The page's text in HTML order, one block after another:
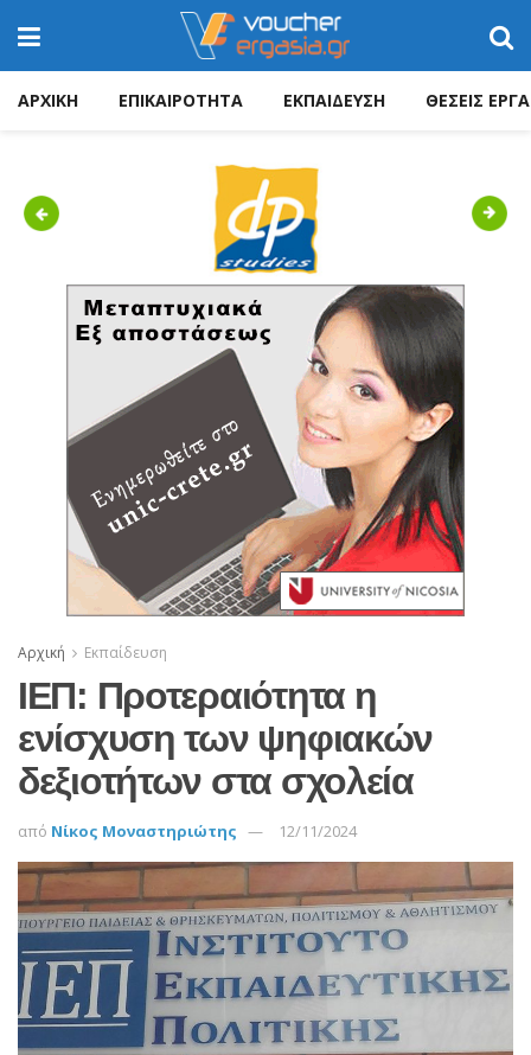
ΑΡΧΙΚΗ ΕΠΙΚΑΙΡΟΤΗΤΑ ΕΚΠΑΙΔΕΥΣΗ ΘΕΣΕΙΣ
Previous Next
Αρχική Εκπαίδευση
ΙΕΠ: Προτεραιότητα η
ενίσχυση των ψηφιακών
δεξιοτήτων στα σχολεία
από Νίκος Μοναστηριώτης 12/11/2024